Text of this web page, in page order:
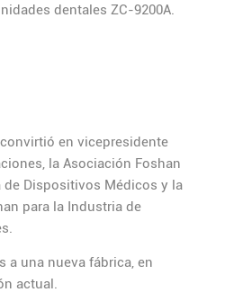
dentales ZC-9200A.
en vicepresidente
la Asociación Foshan
de Dispositivos Médicos y la
para la Industria de
a una nueva fábrica, en
actual.